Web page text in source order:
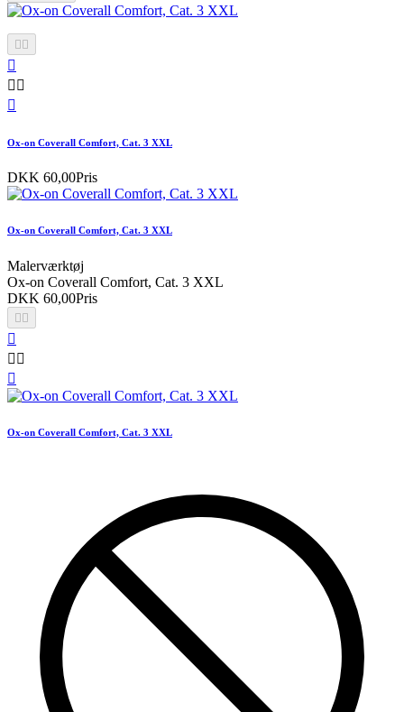


 

Ox-on Coverall Comfort, Cat. 3 XXL
DKK 60,00Pris
Ox-on Coverall Comfort, Cat. 3 XXL
Malerværktøj
Ox-on Coverall Comfort, Cat. 3 XXL
DKK 60,00Pris
 

 

Ox-on Coverall Comfort, Cat. 3 XXL